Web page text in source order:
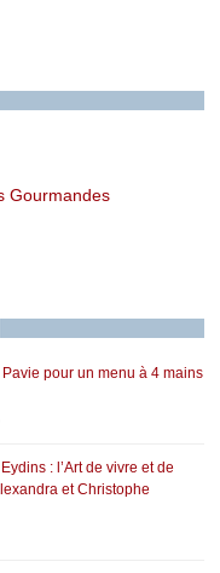
Gourmandes
pour un menu à 4 mains
: l’Art de vivre et de
et Christophe